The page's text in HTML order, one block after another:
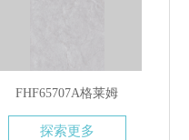
FHF65707A格莱姆
探索更多